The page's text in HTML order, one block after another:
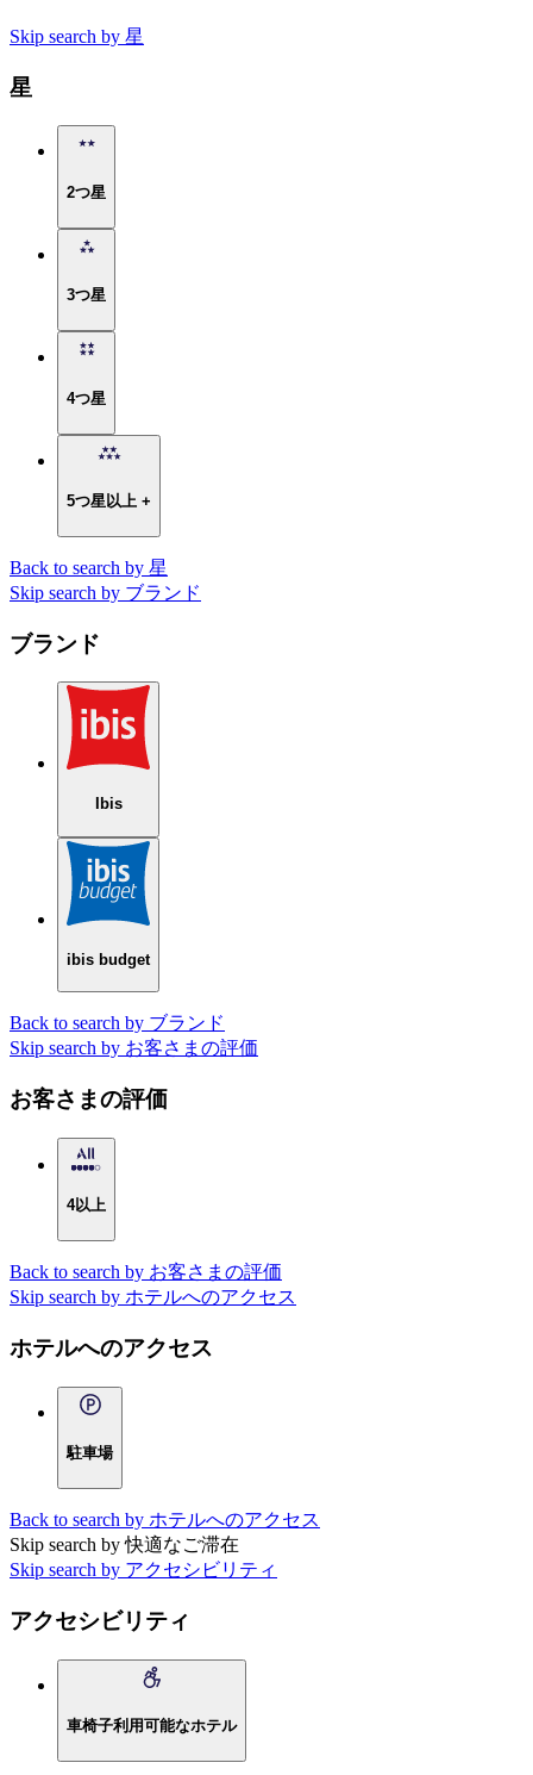
Skip search by 星
星
2つ星
3つ星
4つ星
5つ星以上 +
Back to search by 星
Skip search by ブランド
ブランド
Ibis
ibis budget
Back to search by ブランド
Skip search by お客さまの評価
お客さまの評価
4以上
Back to search by お客さまの評価
Skip search by ホテルへのアクセス
ホテルへのアクセス
駐車場
Back to search by ホテルへのアクセス
Skip search by 快適なご滞在
Skip search by アクセシビリティ
アクセシビリティ
車椅子利用可能なホテル